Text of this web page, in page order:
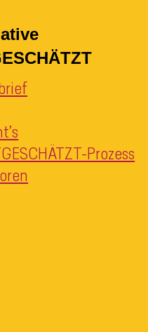
Prozess